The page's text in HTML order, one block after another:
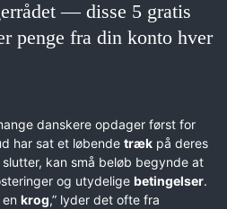
— disse 5 gratis
penge fra din konto hver
danskere opdager først for
har sat et løbende træk på deres
kan små beløb begynde at
og utydelige betingelser.
krog,” lyder det ofte fra